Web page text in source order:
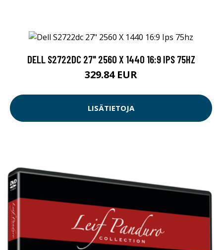
DELL S2722DC 27" 2560 X 1440 16:9 IPS 75HZ
329.84 EUR
LISÄTIETOJA